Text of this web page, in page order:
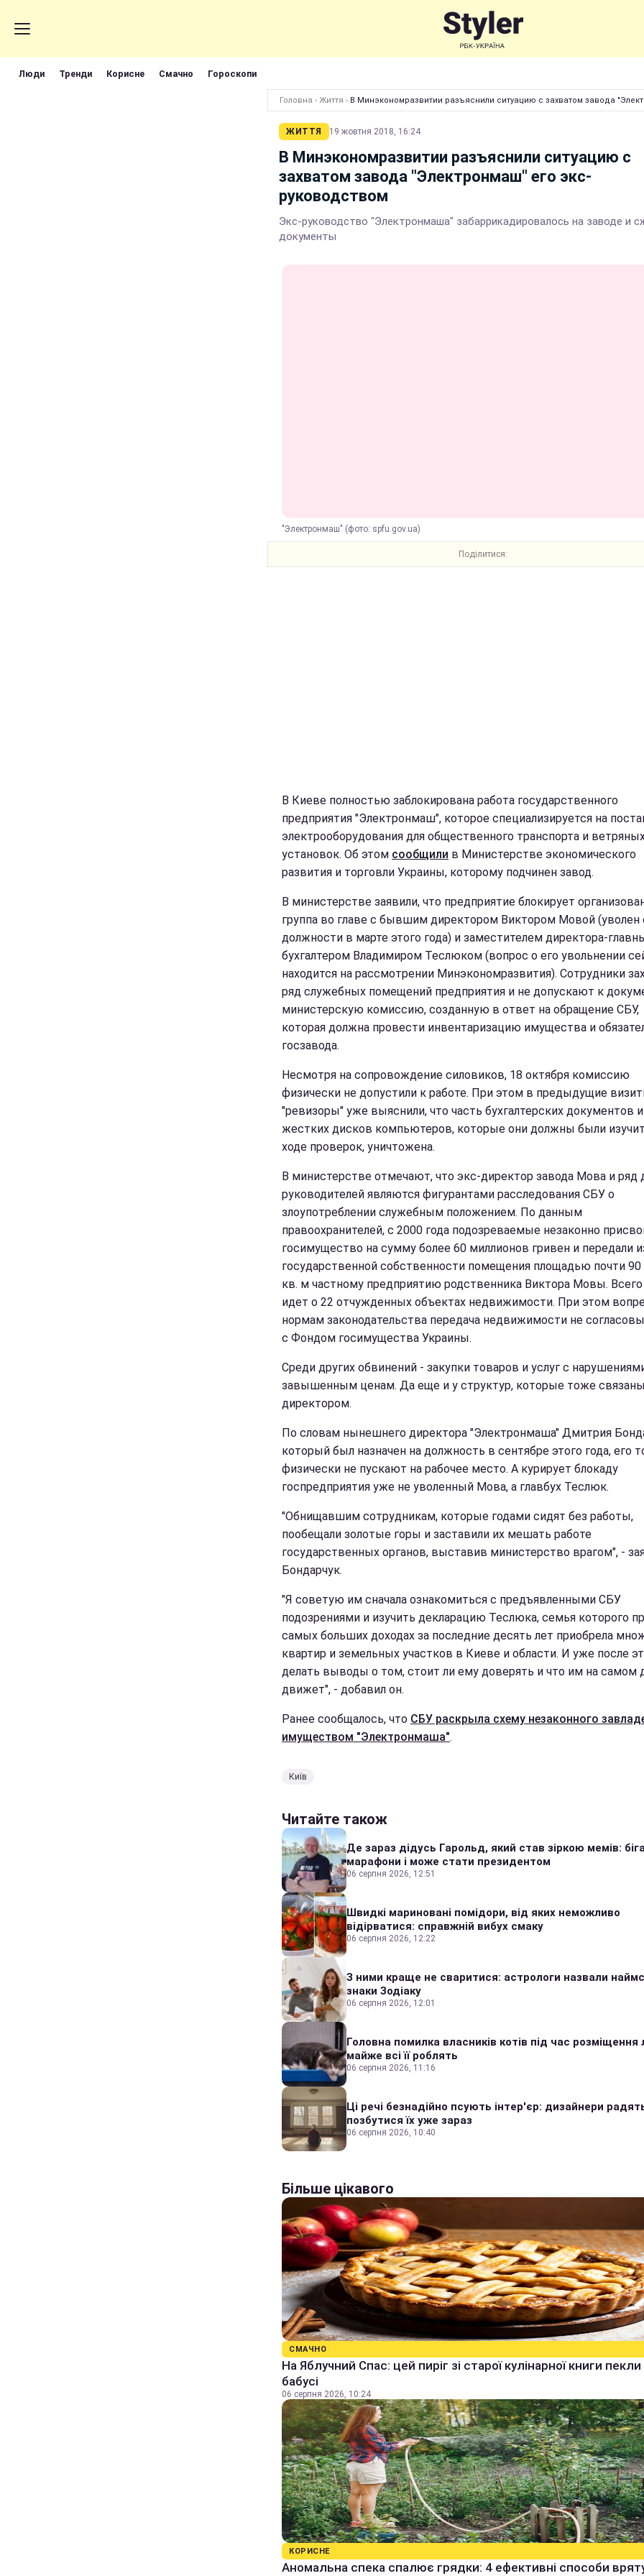
Люди Тренди Корисне Смачно Гороскопи
Головна › Життя › В Минэкономразвитии разъяснили ситуацию с захватом завода
ЖИТТЯ 19 жовтня 2018, 16:24
В Минэкономразвитии разъяснили ситуацию с
захватом завода "Электронмаш" его экс-
руководством
Экс-руководство "Электронмаша" забаррикадировалось на заводе и
документы
"Электронмаш" (фото: spfu.gov.ua)
Поділитися:
В Киеве полностью заблокирована работа государственного
предприятия "Электронмаш", которое специализируется на
электрооборудования для общественного транспорта и
установок. Об этом сообщили в Министерстве экономического
развития и торговли Украины, которому подчинен завод.
В министерстве заявили, что предприятие блокирует
группа во главе с бывшим директором Виктором Мовой (уволен
должности в марте этого года) и заместителем директора-
бухгалтером Владимиром Теслюком (вопрос о его увольнении
находится на рассмотрении Минэкономразвития). Сотрудники
ряд служебных помещений предприятия и не допускают к
министерскую комиссию, созданную в ответ на обращение СБУ,
которая должна провести инвентаризацию имущества и
госзавода.
Несмотря на сопровождение силовиков, 18 октября комиссию
физически не допустили к работе. При этом в предыдущие
"ревизоры" уже выяснили, что часть бухгалтерских документов и
жестких дисков компьютеров, которые они должны были
ходе проверок, уничтожена.
В министерстве отмечают, что экс-директор завода Мова и ряд
руководителей являются фигурантами расследования СБУ о
злоупотреблении служебным положением. По данным
правоохранителей, с 2000 года подозреваемые незаконно
госимущество на сумму более 60 миллионов гривен и передали
государственной собственности помещения площадью почти
кв. м частному предприятию родственника Виктора Мовы. Всего
идет о 22 отчужденных объектах недвижимости. При этом
нормам законодательства передача недвижимости не
с Фондом госимущества Украины.
Среди других обвинений - закупки товаров и услуг с
завышенным ценам. Да еще и у структур, которые тоже
директором.
По словам нынешнего директора "Электронмаша" Дмитрия
который был назначен на должность в сентябре этого года, его
физически не пускают на рабочее место. А курирует блокаду
госпредприятия уже не уволенный Мова, а главбух Теслюк.
"Обнищавшим сотрудникам, которые годами сидят без работы,
пообещали золотые горы и заставили их мешать работе
государственных органов, выставив министерство врагом", -
Бондарчук.
"Я советую им сначала ознакомиться с предъявленными СБУ
подозрениями и изучить декларацию Теслюка, семья которого
самых больших доходах за последние десять лет приобрела
квартир и земельных участков в Киеве и области. И уже после
делать выводы о том, стоит ли ему доверять и что им на самом
движет", - добавил он.
Ранее сообщалось, что СБУ раскрыла схему незаконного
имуществом "Электронмаша".
Київ
Читайте також
Де зараз дідусь Гарольд, який став зіркою мемів:
марафони і може стати президентом
06 серпня 2026, 12:51
Швидкі мариновані помідори, від яких неможливо
відірватися: справжній вибух смаку
06 серпня 2026, 12:22
З ними краще не сваритися: астрологи назвали
знаки Зодіаку
06 серпня 2026, 12:01
Головна помилка власників котів під час розміщення
майже всі її роблять
06 серпня 2026, 11:16
Ці речі безнадійно псують інтер'єр: дизайнери
позбутися їх уже зараз
06 серпня 2026, 10:40
Більше цікавого
СМАЧНО
На Яблучний Спас: цей пиріг зі старої кулінарної книги пекли
бабусі
06 серпня 2026, 10:24
КОРИСНЕ
Аномальна спека спалює грядки: 4 ефективні способи